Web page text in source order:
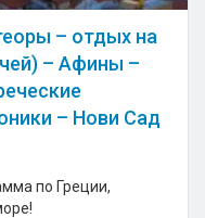
– отдых на
– Афины –
– Нови Сад
по Греции,